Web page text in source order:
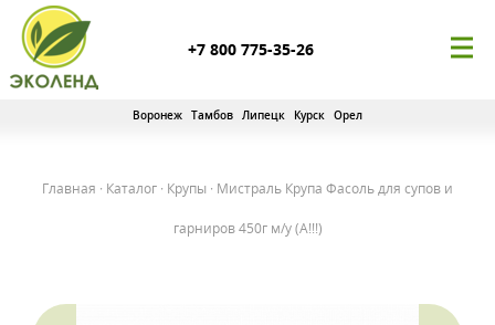
+7 800 775-35-26
Воронеж Тамбов Липецк Курск Орел
Главная · Каталог · Крупы · Мистраль Крупа Фасоль для супов и
гарниров 450г м/у (А!!!)